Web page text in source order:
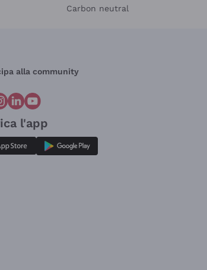
Carbon neutral
alla community
l'app